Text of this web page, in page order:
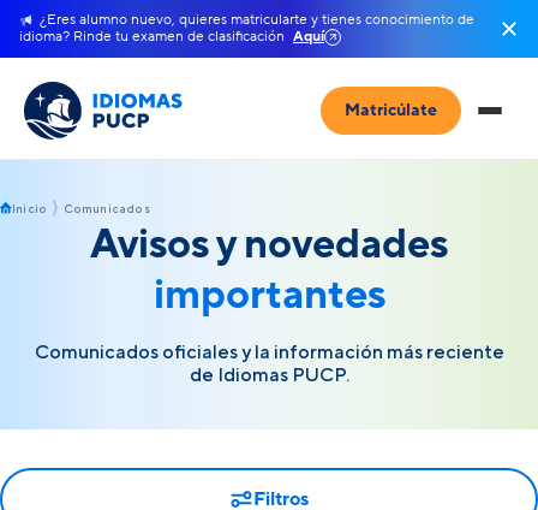
¿Eres alumno nuevo, quieres matricularte y tienes conocimiento de
idioma? Rinde tu examen de clasificación Aquí
Matricúlate
Inicio Comunicados
Avisos y novedades
importantes
Comunicados oficiales y la información más reciente
de Idiomas PUCP.
Filtros